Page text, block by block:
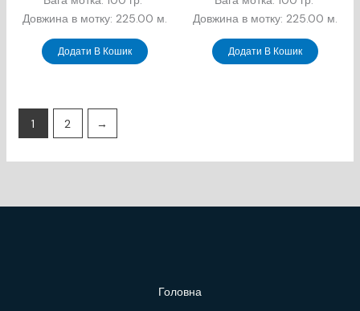
Довжина в мотку: 225.00 м.
Додати В Кошик
Довжина в мотку: 225.00 м.
Додати В Кошик
1 2 →
Головна